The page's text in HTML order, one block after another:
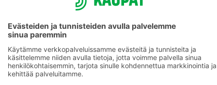
S-ostoslista -sovellus
Prisma.fi
Sokos.fi
S-Pankki
Yhteishyvä
Sokos Hotels